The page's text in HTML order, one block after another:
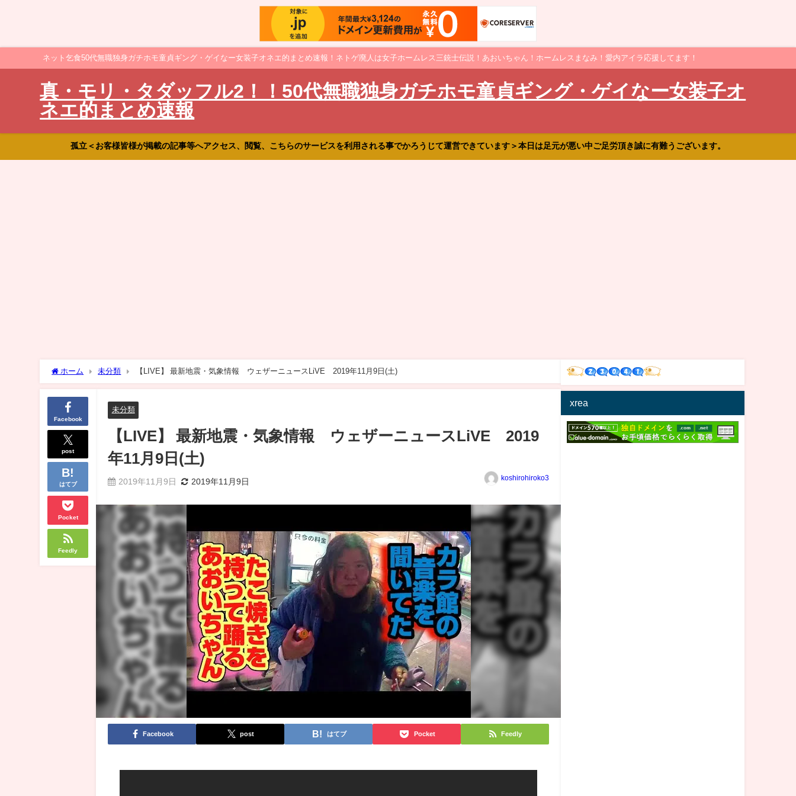
ネット乞食50代無職独身ガチホモ童貞ギング・ゲイなー女装子オネエ的まとめ速報！ネトゲ廃人は女子ホームレス三銃士伝説！あおいちゃん！ホームレスまなみ！愛内アイラ応援してます！
真・モリ・タダッフル2！！50代無職独身ガチホモ童貞ギング・ゲイなー女装子オ
ネエ的まとめ速報
孤立＜お客様皆様が掲載の記事等へアクセス、閲覧、こちらのサービスを利用される事でかろうじて運営できています＞本日は足元が悪い中ご足労頂き誠に有難うございます。
ホーム 未分類 【LIVE】 最新地震・気象情報 ウェザーニュースLiVE 2019年11月9日(土)
Facebook
post
はてブ
Pocket
Feedly
未分類
【LIVE】 最新地震・気象情報 ウェザーニュースLiVE 2019
年11月9日(土)
2019年11月9日 2019年11月9日 koshirohiroko3
Facebook post はてブ Pocket Feedly
xrea